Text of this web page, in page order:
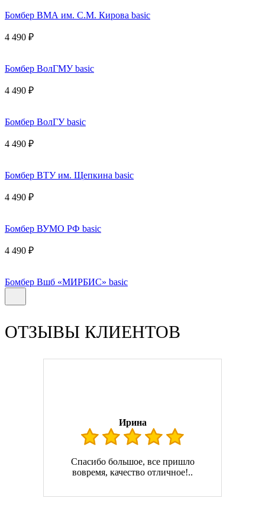
Бомбер ВМА им. С.М. Кирова basic
4 490 ₽
Бомбер ВолГМУ basic
4 490 ₽
Бомбер ВолГУ basic
4 490 ₽
Бомбер ВТУ им. Щепкина basic
4 490 ₽
Бомбер ВУМО РФ basic
4 490 ₽
Бомбер Вшб «МИРБИС» basic
ОТЗЫВЫ КЛИЕНТОВ
Ирина
Спасибо большое, все пришло
вовремя, качество отличное!..